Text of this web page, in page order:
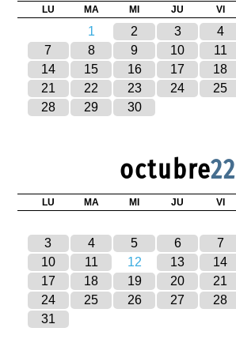
LU MA MI JU VI
1 2 3 4
7
8 9 10 11
14
15 16 17 18
21
22 23 24 25
28
29 30
octubre22
LU MA MI JU VI
3
4 5 6 7
10
11 12 13 14
17
18 19 20 21
24
25 26 27 28
31